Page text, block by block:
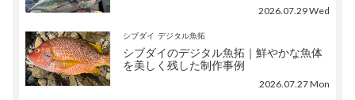
2026.07.29 Wed
シブダイ デジタル魚拓
シブダイのデジタル魚拓｜鮮やかな魚体
を美しく残した制作事例
2026.07.27 Mon